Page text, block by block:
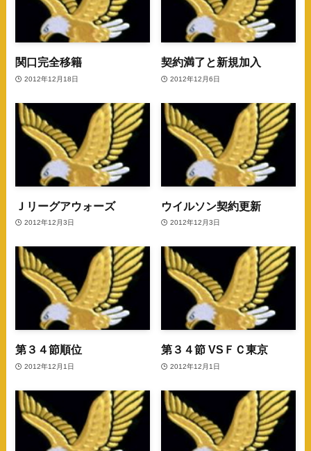
関口完全移籍
2012年12月18日
契約満了と新規加入
2012年12月6日
Ｊリーグアウォーズ
2012年12月3日
ウイルソン契約更新
2012年12月3日
第３４節順位
2012年12月1日
第３４節 VSＦＣ東京
2012年12月1日